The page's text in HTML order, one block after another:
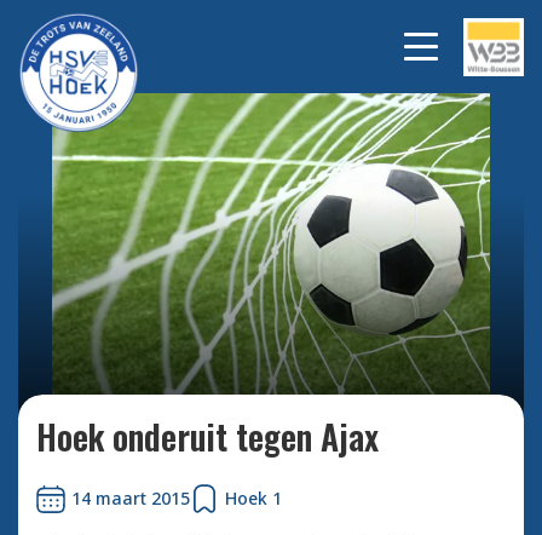
Bekijk alle foto's
Hoek onderuit tegen Ajax
14 maart 2015 Hoek 1